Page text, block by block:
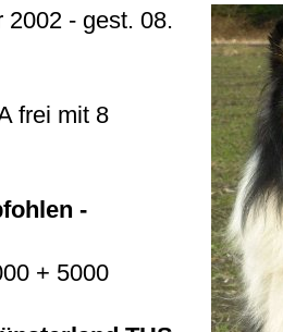
2002 - gest. 08.
frei mit 8
-
+ 5000